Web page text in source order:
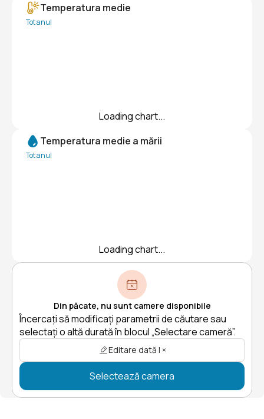
Temperatura medie
Tot anul
Loading chart...
Temperatura medie a mării
Tot anul
Loading chart...
Din păcate, nu sunt camere disponibile
Încercați să modificați parametrii de căutare sau
selectați o altă durată în blocul „Selectare cameră”.
Editare dată | ×
Selectează camera